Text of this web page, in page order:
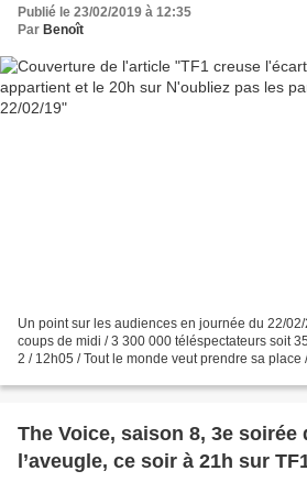
Publié le 23/02/2019 à 12:35
Par Benoît
Un point sur les audiences en journée du 22/
coups de midi / 3 300 000 téléspectateurs soit
2 / 12h05 / Tout le monde veut prendre sa
The Voice, saison 8, 3e soirée
l’aveugle, ce soir à 21h sur